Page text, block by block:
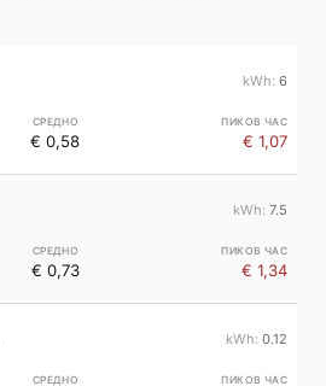
6
€ 0,58 € 1,07
7.5
€ 0,73 € 1,34
0.12